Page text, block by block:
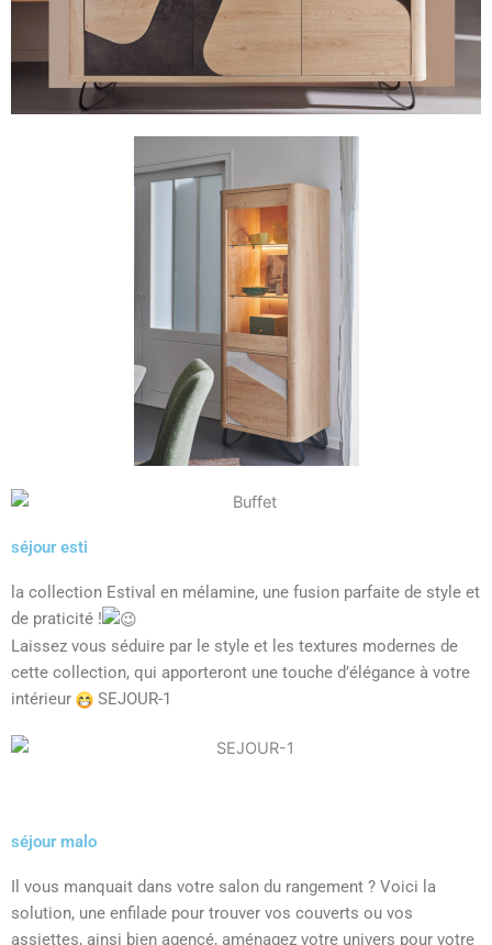
séjour esti
la collection Estival en mélamine, une fusion parfaite de style et
de praticité !
Laissez vous séduire par le style et les textures modernes de
cette collection, qui apporteront une touche d’élégance à votre
intérieur
SEJOUR-1
séjour malo
Il vous manquait dans votre salon du rangement ? Voici la
solution, une enfilade pour trouver vos couverts ou vos
assiettes, ainsi bien agencé, aménagez votre univers pour votre